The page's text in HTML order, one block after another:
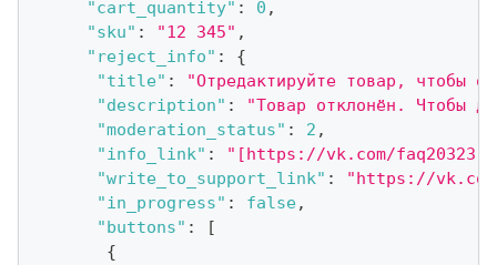
"cart_quantity" : 0 ,
"sku" : "12 345" ,
"reject_info" :
{
"title" :
"Отредактируйте товар, чтобы
"description" :
"Товар отклонён. Чтобы
"moderation_status" : 2 ,
"info_link" :
"[https://vk.com/
"write_to_support_link" :
"https://vk.com/
"in_progress" : false,
"buttons" :
[
{